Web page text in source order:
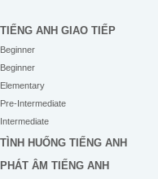
TIẾNG ANH GIAO TIẾP
Beginner
Beginner
Elementary
Pre-Intermediate
Intermediate
TÌNH HUỐNG TIẾNG ANH
PHÁT ÂM TIẾNG ANH